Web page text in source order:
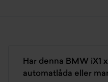
Har denna BMW iX1
automatlåda eller